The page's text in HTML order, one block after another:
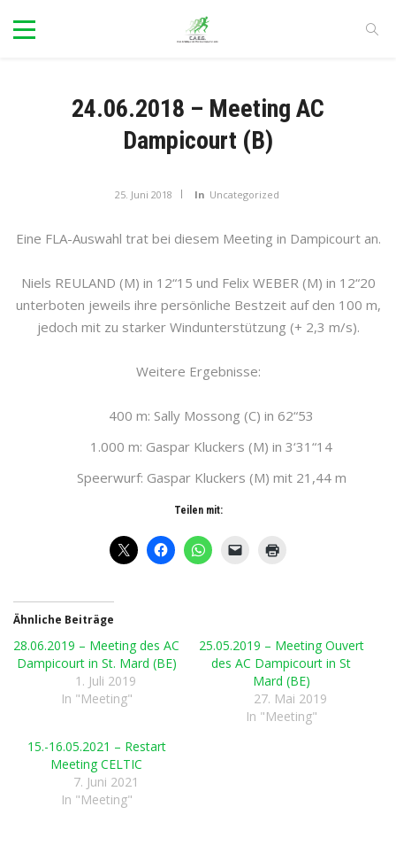
24.06.2018 – Meeting AC
Dampicourt (B)
25. Juni 2018 In Uncategorized
Eine FLA-Auswahl trat bei diesem Meeting in Dampicourt an.
Niels REULAND (M) in 12“15 und Felix WEBER (M) in 12“20
unterboten jeweils ihre persönliche Bestzeit auf den 100 m,
jedoch mit zu starker Windunterstützung (+ 2,3 m/s).
Weitere Ergebnisse:
400 m: Sally Mossong (C) in 62“53
1.000 m: Gaspar Kluckers (M) in 3‘31“14
Speerwurf: Gaspar Kluckers (M) mit 21,44 m
Teilen mit:
Ähnliche Beiträge
28.06.2019 – Meeting des AC
Dampicourt in St. Mard (BE)
1. Juli 2019
In "Meeting"
25.05.2019 – Meeting Ouvert
des AC Dampicourt in St
Mard (BE)
27. Mai 2019
In "Meeting"
15.-16.05.2021 – Restart
Meeting CELTIC
7. Juni 2021
In "Meeting"